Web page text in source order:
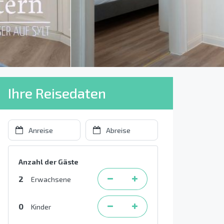
Ihre Reisedaten
Anzahl der Gäste
2 Erwachsene
0 Kinder